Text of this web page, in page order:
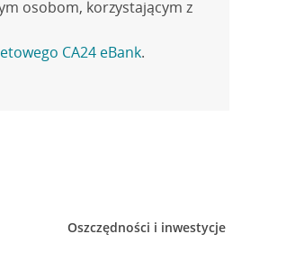
(np. https://ca24.credit-
osobom, korzystającym z
CA24 eBank.
Oszczędności i inwestycje